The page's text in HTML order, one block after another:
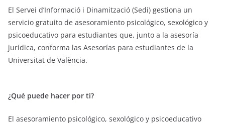
El Servei d’Informació i Dinamització (Sedi) gestiona un
servicio gratuito de asesoramiento psicológico, sexológico y
psicoeducativo para estudiantes que, junto a la asesoría
jurídica, conforma las Asesorías para estudiantes de la
Universitat de València.
¿Qué puede hacer por ti?
El asesoramiento psicológico, sexológico y psicoeducativo